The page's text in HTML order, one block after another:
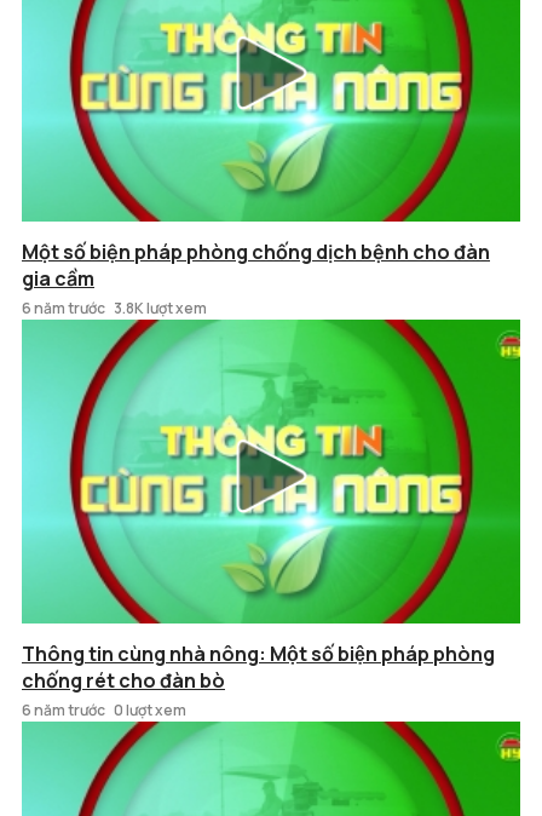
Một số biện pháp phòng chống dịch bệnh cho đàn
gia cầm
6 năm trước 3.8K lượt xem
Thông tin cùng nhà nông: Một số biện pháp phòng
chống rét cho đàn bò
6 năm trước 0 lượt xem